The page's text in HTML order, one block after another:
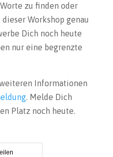
zu finden oder
Workshop genau
Dich noch heute
nur eine begrenzte
Informationen
. Melde Dich
Platz noch heute.